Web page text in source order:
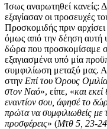
Ίσως αναρωτηθεί κανείς:
εξαγίασαν οι προσευχές
Προσκομιδής πριν
όμως από την δέηση αυτή
δώρα που προσκομίσαμε
εξαγιασμένα υπό μία
συμφιλίωση μεταξύ μας.
στην Επί του Όρους
στον Ναό», είπε, «και
εναντίον σου, άφησέ το
πρώτα να συμφιλιωθείς με
προσφέρεις» (Μτθ 5, 23-24